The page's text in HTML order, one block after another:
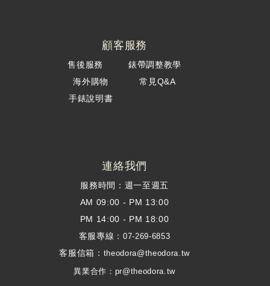
顧客服務
售後服務 錶帶調整教學
海外購物常見Q&A
手錶說明書
連絡我們
服務時間：週一至週五
AM 09:00 - PM 13:00
PM 14:00 - PM 18:00
客服專線：07-269-6853
客服信箱： theodora@theodora.tw
異業合作：pr@theodora.tw